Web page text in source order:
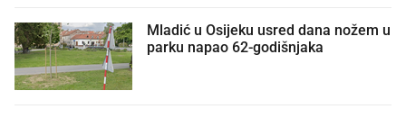
Mladić u Osijeku usred dana nožem u
parku napao 62-godišnjaka